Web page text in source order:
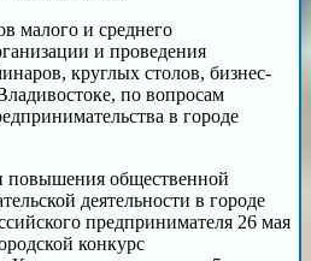
малого и среднего
и проведения
круглых столов, бизнес-
по вопросам
в городе
повышения общественной
деятельности в городе
предпринимателя 26 мая
конкурс